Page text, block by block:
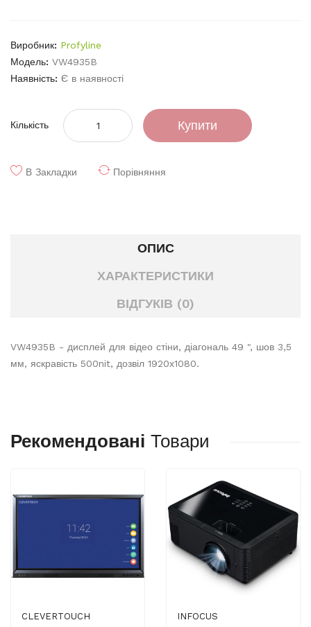
Виробник: Profyline
Модель: VW4935B
Наявність: Є в наявності
Кількість Купити
В Закладки Порівняння
ОПИС
ХАРАКТЕРИСТИКИ
ВІДГУКІВ (0)
VW4935B - дисплей для відео стіни, діагональ 49 ", шов 3,5
мм, яскравість 500nit, дозвіл 1920х1080.
Рекомендовані Товари
CLEVERTOUCH INFOCUS